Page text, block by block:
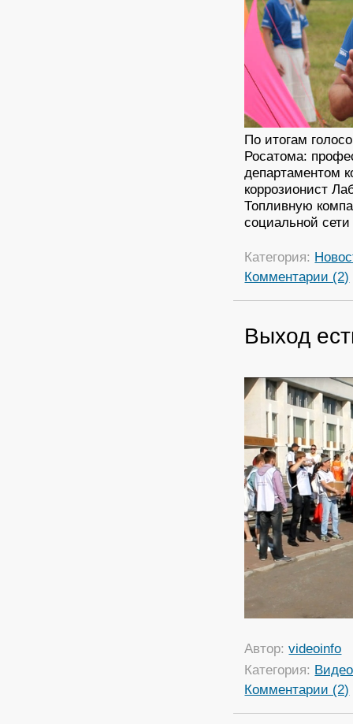
По итогам
Росатома:
департаментом
коррозионист
Топливную
социальной
Категория:
Комментарии (2)
Выход
Автор:videoinfo
Категория: Видео
Комментарии (2)